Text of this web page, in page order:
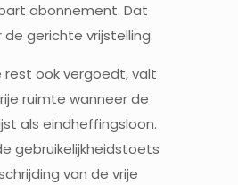
abonnement. Dat
gerichte vrijstelling.
rest ook vergoedt, valt
ruimte wanneer de
als eindheffingsloon.
gebruikelijkheidstoets
van de vrije